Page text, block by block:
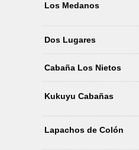
Los Medanos
Dos Lugares
Cabaña Los Nietos
Kukuyu Cabañas
Lapachos de Colón